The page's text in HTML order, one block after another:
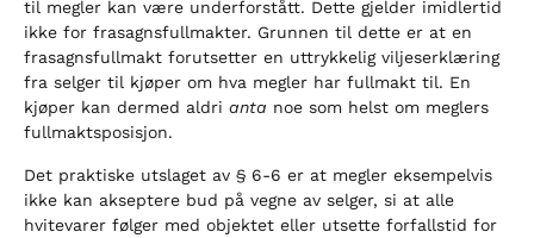
til megler kan være underforstått. Dette gjelder imidlertid
ikke for frasagnsfullmakter. Grunnen til dette er at en
frasagnsfullmakt forutsetter en uttrykkelig viljeserklæring
fra selger til kjøper om hva megler har fullmakt til. En
kjøper kan dermed aldri anta noe som helst om meglers
fullmaktsposisjon.
Det praktiske utslaget av § 6-6 er at megler eksempelvis
ikke kan akseptere bud på vegne av selger, si at alle
hvitevarer følger med objektet eller utsette forfallstid for